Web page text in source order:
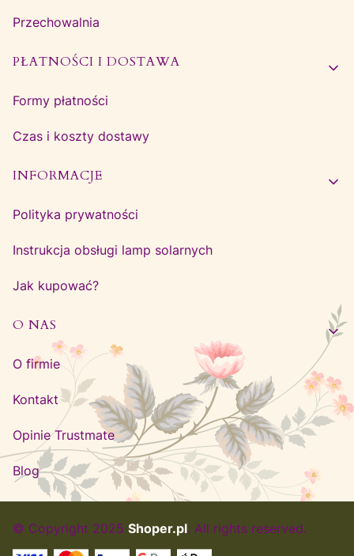
Przechowalnia
PŁATNOŚCI I DOSTAWA
Formy płatności
Czas i koszty dostawy
INFORMACJE
Polityka prywatności
Instrukcja obsługi lamp solarnych
Jak kupować?
O NAS
O firmie
Kontakt
Opinie Trustmate
Blog
© Copyright 2025 Shoper.pl. All rights reserved.